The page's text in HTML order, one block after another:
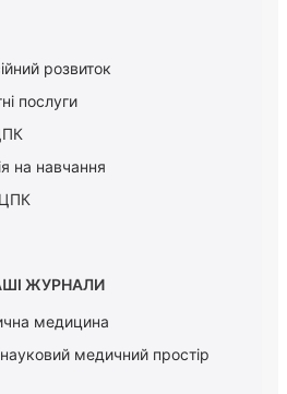
розвиток
послуги
на навчання
ЦПК
ЖУРНАЛИ
медицина
медичний простір